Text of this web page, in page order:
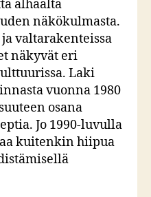
alhaalta
näkökulmasta.
valtarakenteissa
näkyvät eri
Laki
vuonna 1980
osana
Jo 1990-luvulla
kuitenkin hiipua